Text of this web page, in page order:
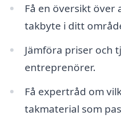
Få en översikt
takbyte i ditt
Jämföra priser och
entreprenörer.
Få expertråd om
takmaterial som